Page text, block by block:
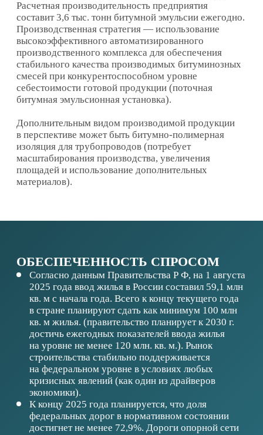
ОБЕСПЕЧЕННОСТЬ СПРОСОМ
Согласно данным Правительства Р Ф, на 1 августа
2025 года ввод жилья в России составил 59,1 млн
кв. м с начала года. Всего к концу текущего года
в стране планируют сдать как минимум 100 млн
кв. м жилья. (правительство планирует к 2030 г.
достичь ежегодных показателей ввода жилья
на уровне не менее 120 млн. кв. м.). Рынок
строительства стабильно поддерживается
на федеральном уровне в условиях любых
кризисных явлений (как один из драйверов
экономики).
достигнет не менее 72,9%. Дороги опорной сети
к 2030 году планируется довести до 85%,
региональные и межмуниципальные дороги
к 2030 году планируется довести до 60%.
«Современная транспортная система» —
государственная программа Ханты-Мансийского
автономного округа — Югры, период
реализации — с 2025 по 2030 год. (к 2030 году
ОБЕСПЕЧЕННОСТЬ РЕСУРСАМИ
Сырьевая база: Сургутский район — добывается
80 млн. тонн нефти (¼ всей добычи нефти в РФ)
Производственные помещения и сооружения
общей площадью не менее 2,05 тыс. кв. м.
(особые требования к вентиляции и пожарной
безопасности)
Кадровое обеспечение: 35 чел. — местные
специалисты.
Технология: привлечение ИТР с действующих
производств, сопровождение от поставщиков
производственного комплекса.